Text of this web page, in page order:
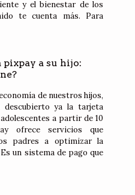
y el bienestar de los
te cuenta más. Para
a su hijo:
de nuestros hijos,
descubierto ya la tarjeta
a partir de 10
ofrece servicios que
padres a optimizar la
un sistema de pago que